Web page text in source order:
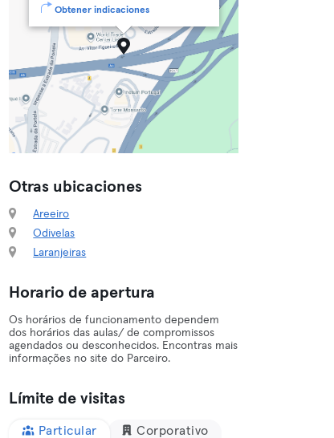
Obtener indicaciones
Otras ubicaciones
Areeiro
Odivelas
Laranjeiras
Horario de apertura
Os horários de funcionamento dependem
dos horários das aulas/ de compromissos
agendados ou desconhecidos. Encontras mais
informações no site do Parceiro.
Límite de visitas
Particular Corporativo